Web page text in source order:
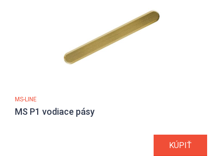
MS-LINE
MS P1 vodiace pásy
KÚPIŤ